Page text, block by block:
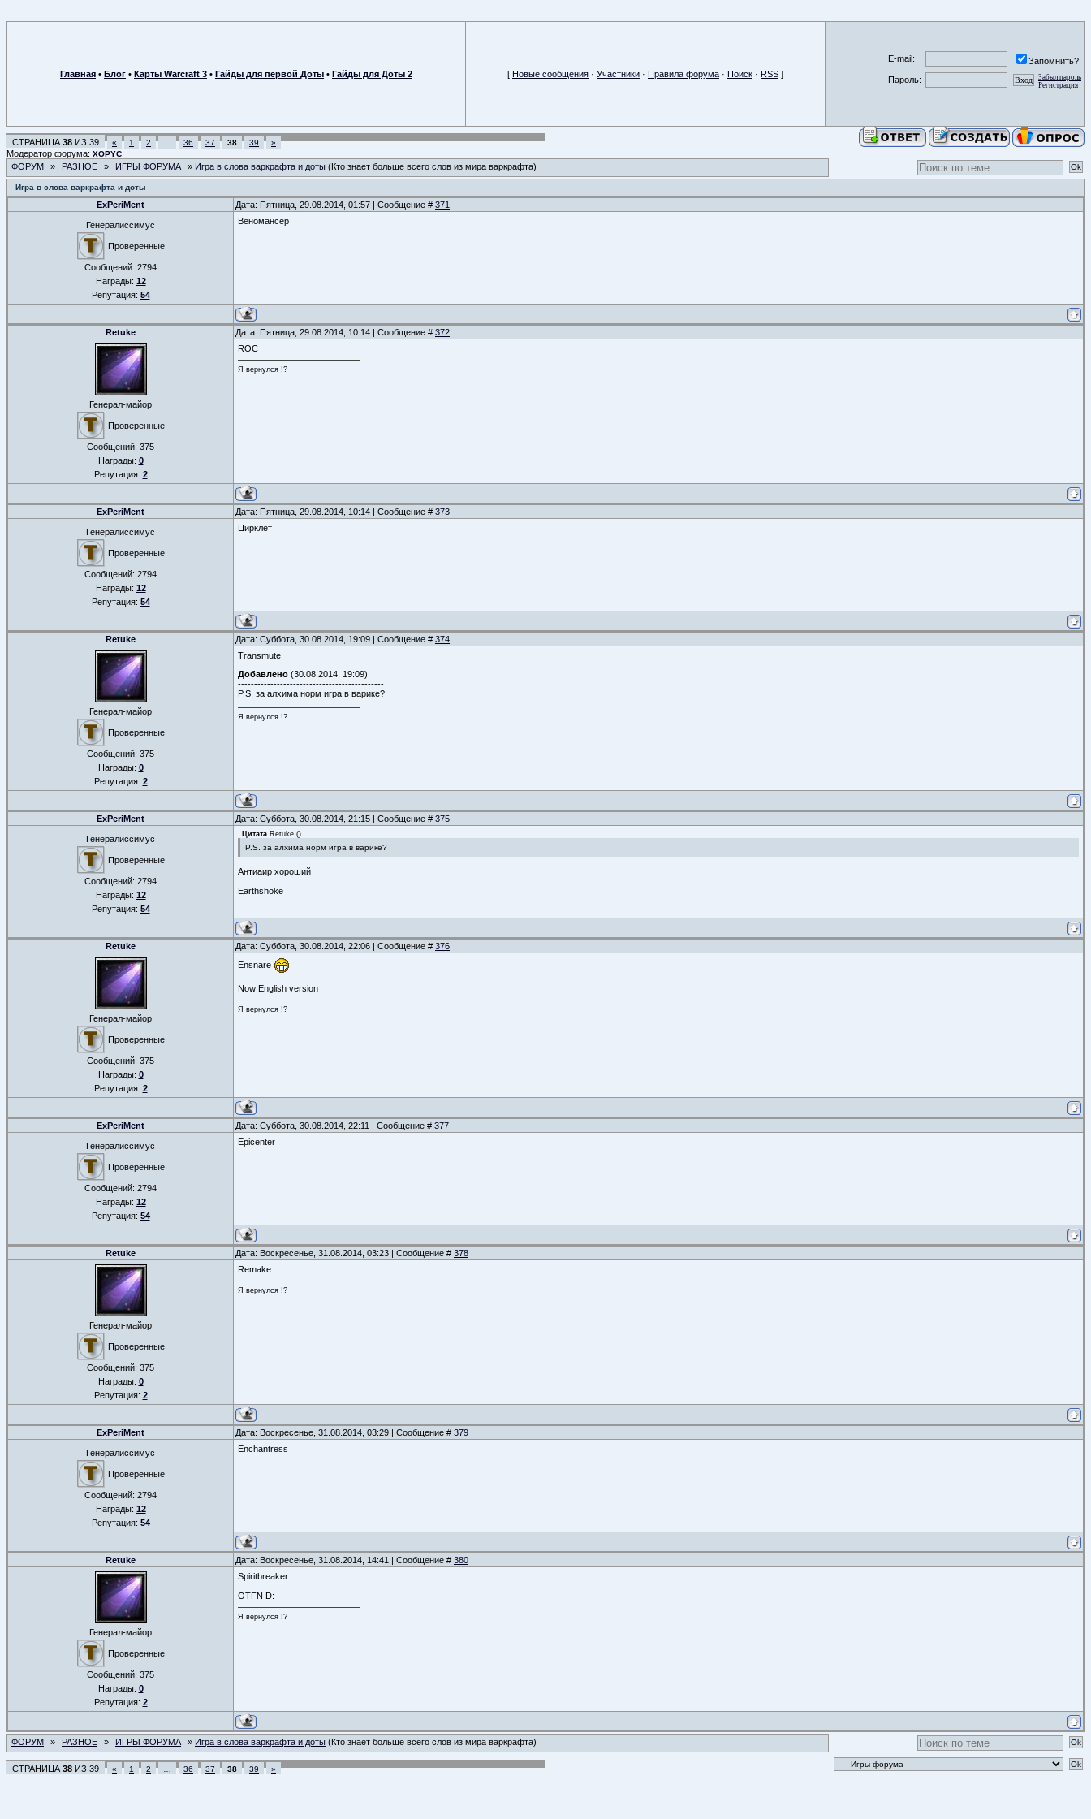
Главная • Блог • Карты Warcraft 3 • Гайды для первой Доты • Гайды для Доты 2 [ Новые сообщения · Участники · Правила форума · Поиск · RSS ]
E-mail:
Запомнить?
Пароль:
Забыл пароль
Регистрация
СТРАНИЦА 38 ИЗ 39 « 1 2 36 37 38 39 »
Модератор форума: XOPYC
ФОРУМ » РАЗНОЕ » ИГРЫ ФОРУМА » Игра в слова варкрафта и доты (Кто знает больше всего слов из мира варкрафта)
Игра в слова варкрафта и доты
ExPeriMent Дата: Пятница, 29.08.2014, 01:57 | Сообщение # 371
Генералиссимус
Проверенные
Сообщений: 2794
Награды: 12
Репутация: 54
Веномансер
Retuke Дата: Пятница, 29.08.2014, 10:14 | Сообщение # 372
Генерал-майор
Проверенные
Сообщений: 375
Награды: 0
Репутация: 2
ROC
Я вернулся !?
ExPeriMent Дата: Пятница, 29.08.2014, 10:14 | Сообщение # 373
Генералиссимус
Проверенные
Сообщений: 2794
Награды: 12
Репутация: 54
Цирклет
Retuke Дата: Суббота, 30.08.2014, 19:09 | Сообщение # 374
Генерал-майор
Проверенные
Сообщений: 375
Награды: 0
Репутация: 2
Transmute
Добавлено (30.08.2014, 19:09)
---------------------------------------------
P.S. за алхима норм игра в варике?
Я вернулся !?
ExPeriMent Дата: Суббота, 30.08.2014, 21:15 | Сообщение # 375
Генералиссимус
Проверенные
Сообщений: 2794
Награды: 12
Репутация: 54
Цитата Retuke ()
P.S. за алхима норм игра в варике?
Антиаир хороший
Earthshoke
Retuke Дата: Суббота, 30.08.2014, 22:06 | Сообщение # 376
Генерал-майор
Проверенные
Сообщений: 375
Награды: 0
Репутация: 2
Ensnare
Now English version
Я вернулся !?
ExPeriMent Дата: Суббота, 30.08.2014, 22:11 | Сообщение # 377
Генералиссимус
Проверенные
Сообщений: 2794
Награды: 12
Репутация: 54
Epicenter
Retuke Дата: Воскресенье, 31.08.2014, 03:23 | Сообщение # 378
Генерал-майор
Проверенные
Сообщений: 375
Награды: 0
Репутация: 2
Remake
Я вернулся !?
ExPeriMent Дата: Воскресенье, 31.08.2014, 03:29 | Сообщение # 379
Генералиссимус
Проверенные
Сообщений: 2794
Награды: 12
Репутация: 54
Enchantress
Retuke Дата: Воскресенье, 31.08.2014, 14:41 | Сообщение # 380
Генерал-майор
Проверенные
Сообщений: 375
Награды: 0
Репутация: 2
Spiritbreaker.
OTFN D:
Я вернулся !?
ФОРУМ » РАЗНОЕ » ИГРЫ ФОРУМА » Игра в слова варкрафта и доты (Кто знает больше всего слов из мира варкрафта)
СТРАНИЦА 38 ИЗ 39 « 1 2 36 37 38 39 »